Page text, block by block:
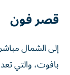
قصر فون
إلى الشمال
بافوت، والتي